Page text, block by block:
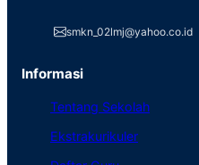
smkn_02lmj@yahoo.co.id
Informasi
Tentang Sekolah
Ekstrakurikuler